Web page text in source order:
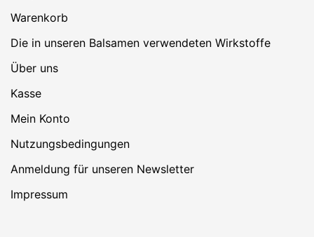
Warenkorb
Die in unseren Balsamen verwendeten Wirkstoffe
Über uns
Kasse
Mein Konto
Nutzungsbedingungen
Anmeldung für unseren Newsletter
Impressum